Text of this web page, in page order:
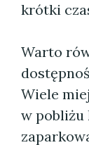
krótki
Warto
Wiele
w pobliżu